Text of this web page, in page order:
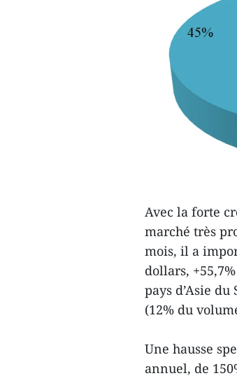
Avec la forte
marché très
mois, il a
dollars,
pays d’Asie
(12% du
Une hausse
annuel, de